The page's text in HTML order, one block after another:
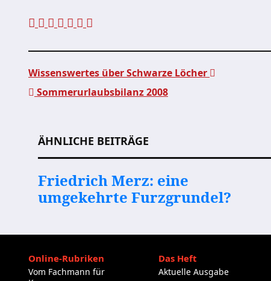
Wissenswertes über Schwarze Löcher
Sommerurlaubsbilanz 2008
ÄHNLICHE BEITRÄGE
Friedrich Merz: eine
umgekehrte Furzgrundel?
Online-Rubriken
Vom Fachmann für
Das Heft
Aktuelle Ausgabe